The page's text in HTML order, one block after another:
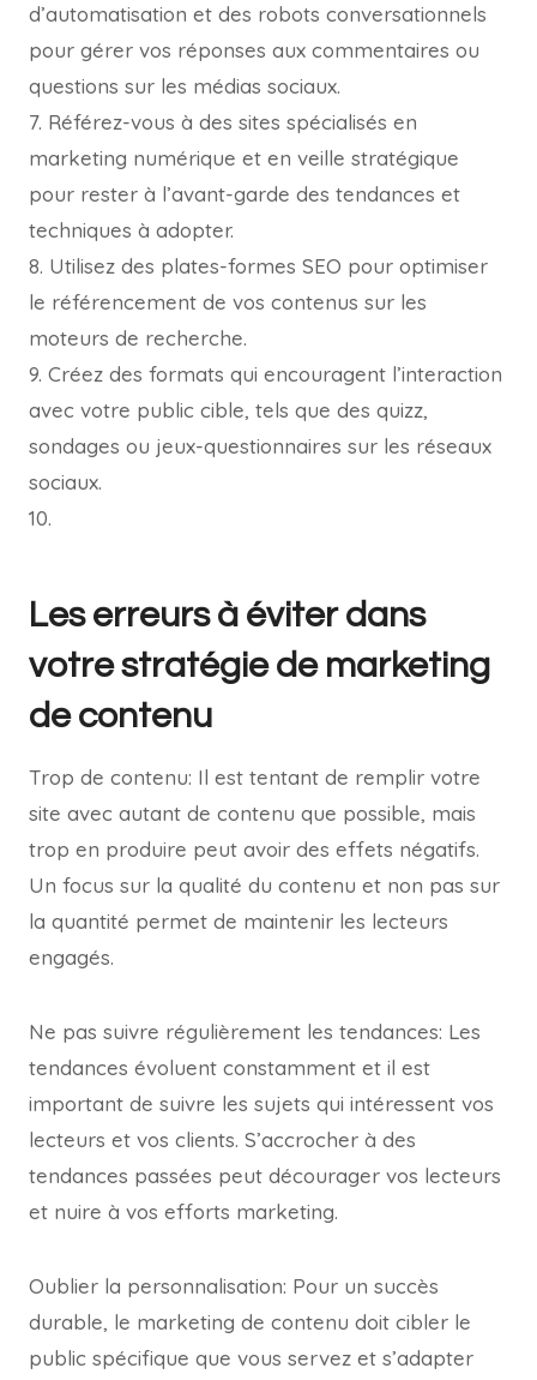
d’automatisation et des robots conversationnels
pour gérer vos réponses aux commentaires ou
questions sur les médias sociaux.
7. Référez-vous à des sites spécialisés en
marketing numérique et en veille stratégique
pour rester à l’avant-garde des tendances et
techniques à adopter.
8. Utilisez des plates-formes SEO pour optimiser
le référencement de vos contenus sur les
moteurs de recherche.
9. Créez des formats qui encouragent l’interaction
avec votre public cible, tels que des quizz,
sondages ou jeux-questionnaires sur les réseaux
sociaux.
10.
Les erreurs à éviter dans
votre stratégie de marketing
de contenu
Trop de contenu: Il est tentant de remplir votre
site avec autant de contenu que possible, mais
trop en produire peut avoir des effets négatifs.
Un focus sur la qualité du contenu et non pas sur
la quantité permet de maintenir les lecteurs
engagés.
Ne pas suivre régulièrement les tendances: Les
tendances évoluent constamment et il est
important de suivre les sujets qui intéressent vos
lecteurs et vos clients. S’accrocher à des
tendances passées peut décourager vos lecteurs
et nuire à vos efforts marketing.
Oublier la personnalisation: Pour un succès
durable, le marketing de contenu doit cibler le
public spécifique que vous servez et s’adapter